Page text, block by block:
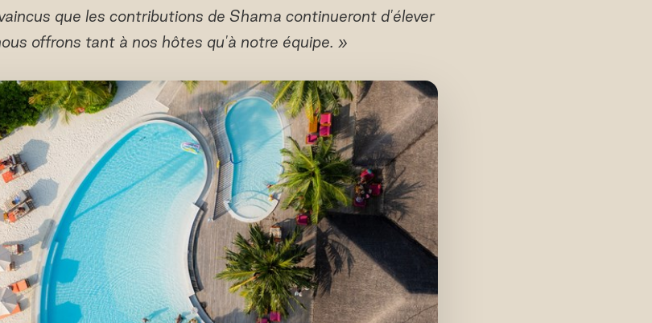
que les contributions de Shama continueront d'élever
offrons tant à nos hôtes qu'à notre équipe. »